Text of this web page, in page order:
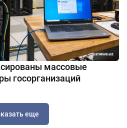
массовые
госорганизаций
еще